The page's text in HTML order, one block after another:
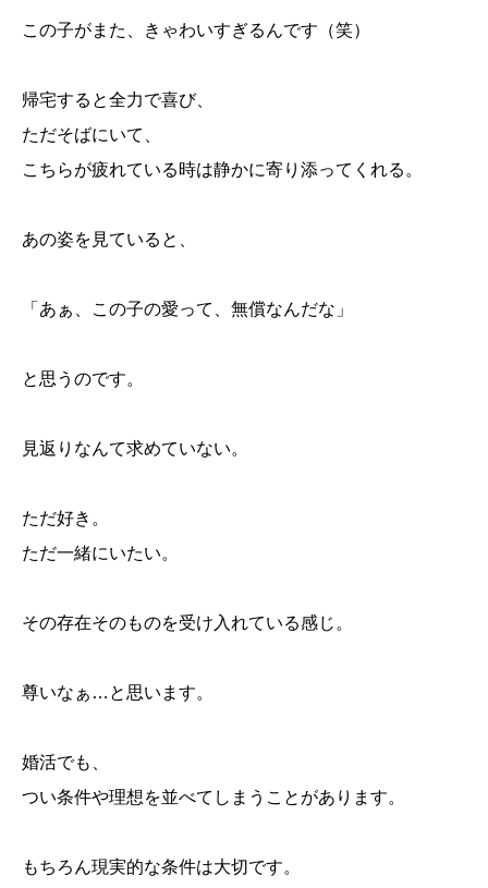
この子がまた、きゃわいすぎるんです（笑）
帰宅すると全力で喜び、
ただそばにいて、
こちらが疲れている時は静かに寄り添ってくれる。
あの姿を見ていると、
「あぁ、この子の愛って、無償なんだな」
と思うのです。
見返りなんて求めていない。
ただ好き。
ただ一緒にいたい。
その存在そのものを受け入れている感じ。
尊いなぁ…と思います。
婚活でも、
つい条件や理想を並べてしまうことがあります。
もちろん現実的な条件は大切です。